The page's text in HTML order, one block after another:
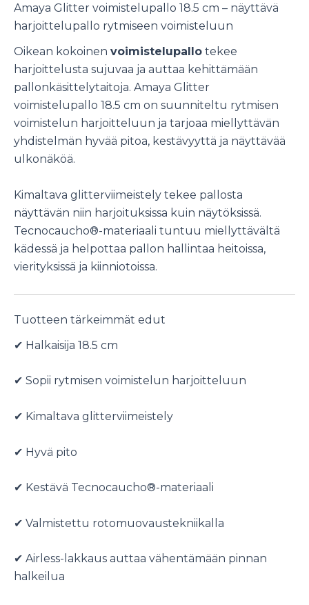
Amaya Glitter voimistelupallo 18.5 cm – näyttävä
harjoittelupallo rytmiseen voimisteluun
Oikean kokoinen voimistelupallo tekee
harjoittelusta sujuvaa ja auttaa kehittämään
pallonkäsittelytaitoja. Amaya Glitter
voimistelupallo 18.5 cm on suunniteltu rytmisen
voimistelun harjoitteluun ja tarjoaa miellyttävän
yhdistelmän hyvää pitoa, kestävyyttä ja näyttävää
ulkonäköä.
Kimaltava glitterviimeistely tekee pallosta
näyttävän niin harjoituksissa kuin näytöksissä.
Tecnocaucho®-materiaali tuntuu miellyttävältä
kädessä ja helpottaa pallon hallintaa heitoissa,
vierityksissä ja kiinniotoissa.
Tuotteen tärkeimmät edut
✔ Halkaisija 18.5 cm
✔ Sopii rytmisen voimistelun harjoitteluun
✔ Kimaltava glitterviimeistely
✔ Hyvä pito
✔ Kestävä Tecnocaucho®-materiaali
✔ Valmistettu rotomuovaustekniikalla
✔ Airless-lakkaus auttaa vähentämään pinnan
halkeilua